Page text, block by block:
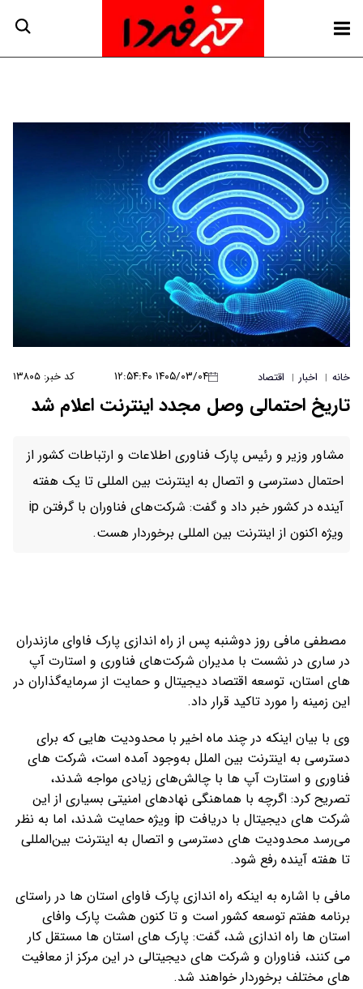
خانه | اخبار | اقتصاد ۱۴۰۵/۰۳/۰۴ ۱۲:۵۴:۴۰ کد خبر: ۱۳۸۰۵
تاریخ احتمالی وصل مجدد اینترنت اعلام شد
مشاور وزیر و رئیس پارک فناوری اطلاعات و ارتباطات کشور از
احتمال دسترسی و اتصال به اینترنت بین المللی تا یک هفته
آینده در کشور خبر داد و گفت: شرکت‌های فناوران با گرفتن ip
ویژه اکنون از اینترنت بین المللی برخوردار هست.
مصطفی مافی روز دوشنبه پس از راه اندازی پارک فاوای مازندران
در ساری در نشست با مدیران شرکت‌های فناوری و استارت آپ
های استان، توسعه اقتصاد دیجیتال و حمایت از سرمایه‌گذاران در
این زمینه را مورد تاکید قرار داد.
وی با بیان اینکه در چند ماه اخیر با محدودیت هایی که برای
دسترسی به اینترنت بین الملل به‌وجود آمده است، شرکت های
فناوری و استارت آپ ها با چالش‌های زیادی مواجه شدند،
تصریح کرد: اگرچه با هماهنگی نهادهای امنیتی بسیاری از این
شرکت های دیجیتال با دریافت ip ویژه حمایت شدند، اما به نظر
می‌رسد محدودیت های دسترسی و اتصال به اینترنت بین‌المللی
تا هفته آینده رفع شود.
مافی با اشاره به اینکه راه اندازی پارک فاوای استان ها در راستای
برنامه هفتم توسعه کشور است و تا کنون هشت پارک وافای
استان ها راه اندازی شد، گفت: پارک های استان ها مستقل کار
می کنند، فناوران و شرکت های دیجیتالی در این مرکز از معافیت
های مختلف برخوردار خواهند شد.